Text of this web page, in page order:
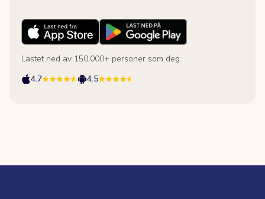
Lastet ned av 150,000+ personer som deg
4.7
4.5